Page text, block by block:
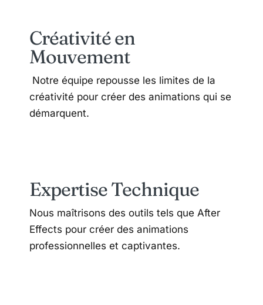
Créativité en
Mouvement
Notre équipe repousse les limites de la
créativité pour créer des animations qui se
démarquent.
Expertise Technique
Nous maîtrisons des outils tels que After
Effects pour créer des animations
professionnelles et captivantes.